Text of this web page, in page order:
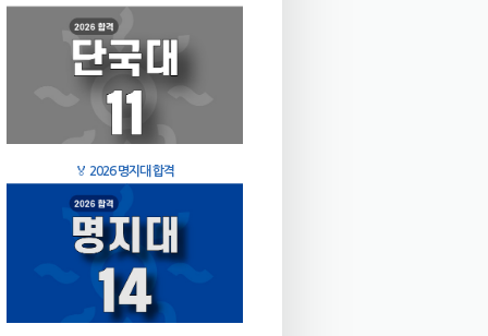
🏅 2026 명지대 합격